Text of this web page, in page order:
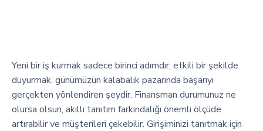
Yeni bir iş kurmak sadece birinci adımdır; etkili bir şekilde
duyurmak, günümüzün kalabalık pazarında başarıyı
gerçekten yönlendiren şeydir. Finansman durumunuz ne
olursa olsun, akıllı tanıtım farkındalığı önemli ölçüde
artırabilir ve müşterileri çekebilir. Girişiminizi tanıtmak için